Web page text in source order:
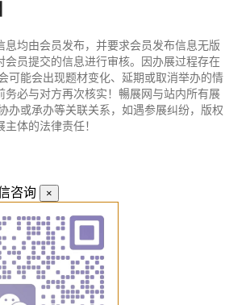
息均由会员发布，并要求会员发布信息无版
会员提交的信息进行审核。因办展过程存在
可能会出现题材变化、延期或取消举办的情
务必与对方再次核实！暢展网与站内所有展
办或承办等关联关系，如遇参展纠纷，版权
体的法律责任！
咨询 ×